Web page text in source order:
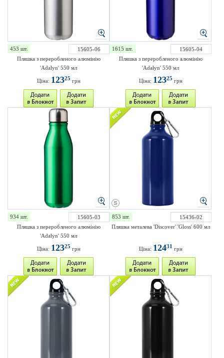
453 шт.
15605-06
Пляшка з переробленого алюмінію
'Adalyn' 550 мл
Ціна: 12325 грн
1615 шт.
15605-04
Пляшка з переробленого алюмінію
'Adalyn' 550 мл
Ціна: 12325 грн
934 шт.
15605-03
Пляшка з переробленого алюмінію
'Adalyn' 550 мл
Ціна: 12325 грн
853 шт.
15436-02
Пляшка металева 'Discover' 'Gloss' 600 мл
Ціна: 12431 грн